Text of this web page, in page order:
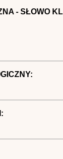
- SŁOWO